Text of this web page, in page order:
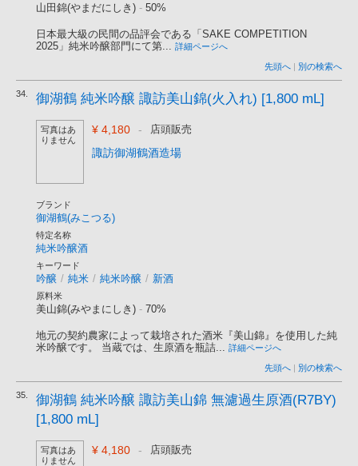
山田錦(やまだにしき) - 50%
日本最大級の民間の品評会である「SAKE COMPETITION
2025」純米吟醸部門にて第... 詳細ページへ
先頭へ | 別の検索へ
34. 御湖鶴 純米吟醸 諏訪美山錦(火入れ) [1,800 mL]
写真はあ
りません
¥ 4,180 - 店頭販売
諏訪御湖鶴酒造場
ブランド
御湖鶴(みこつる)
特定名称
純米吟醸酒
キーワード
吟醸 / 純米 / 純米吟醸 / 新酒
原料米
美山錦(みやまにしき) - 70%
地元の契約農家によって栽培された酒米『美山錦』を使用した純
米吟醸です。 当蔵では、生原酒を瓶詰... 詳細ページへ
先頭へ | 別の検索へ
35.
御湖鶴 純米吟醸 諏訪美山錦 無濾過生原酒(R7BY)
[1,800 mL]
写真はあ
りません
¥ 4,180 - 店頭販売